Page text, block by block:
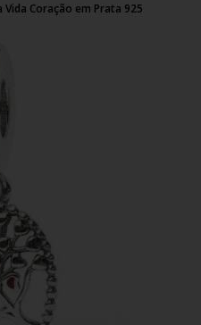
Coração em Prata 925